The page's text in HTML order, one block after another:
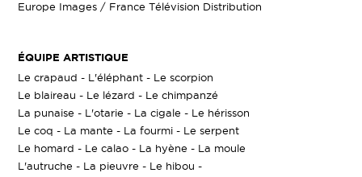
Europe Images / France Télévision Distribution
ÉQUIPE ARTISTIQUE
Le crapaud - L'éléphant - Le scorpion
Le blaireau - Le lézard - Le chimpanzé
La punaise - L'otarie - La cigale - Le hérisson
Le coq - La mante - La fourmi - Le serpent
Le homard - Le calao - La hyène - La moule
L'autruche - La pieuvre - Le hibou -